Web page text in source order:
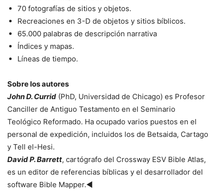
70 fotografías de sitios y objetos.
Recreaciones en 3-D de objetos y sitios bíblicos.
65.000 palabras de descripción narrativa
Índices y mapas.
Líneas de tiempo.
Sobre los autores
John D. Currid (PhD, Universidad de Chicago) es Profesor
Canciller de Antiguo Testamento en el Seminario
Teológico Reformado. Ha ocupado varios puestos en el
personal de expedición, incluidos los de Betsaida, Cartago
y Tell el-Hesi.
David P. Barrett, cartógrafo del Crossway ESV Bible Atlas,
es un editor de referencias bíblicas y el desarrollador del
software Bible Mapper.◄